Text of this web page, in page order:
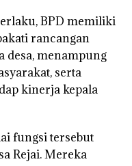
BPD memiliki
rancangan
desa, menampung
serta
kinerja kepala
fungsi tersebut
Rejai. Mereka